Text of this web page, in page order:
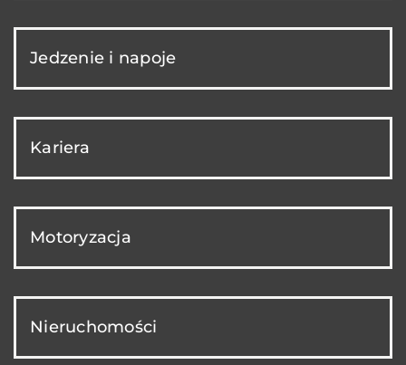
Jedzenie i napoje
Kariera
Motoryzacja
Nieruchomości